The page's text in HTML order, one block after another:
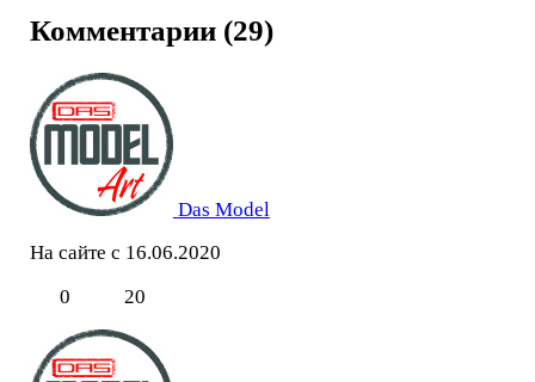
Комментарии (29)
Das Model
На сайте с 16.06.2020
0
20